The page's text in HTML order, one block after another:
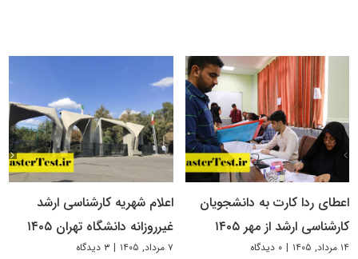
اعطای ردا کارت به دانشجویان
کارشناسی ارشد از مهر ۱۴۰۵
۱۴ مرداد, ۱۴۰۵ | ۰ دیدگاه
اعلام شهریه کارشناسی ارشد
غیرروزانه دانشگاه تهران ۱۴۰۵
۷ مرداد, ۱۴۰۵ | ۳ دیدگاه